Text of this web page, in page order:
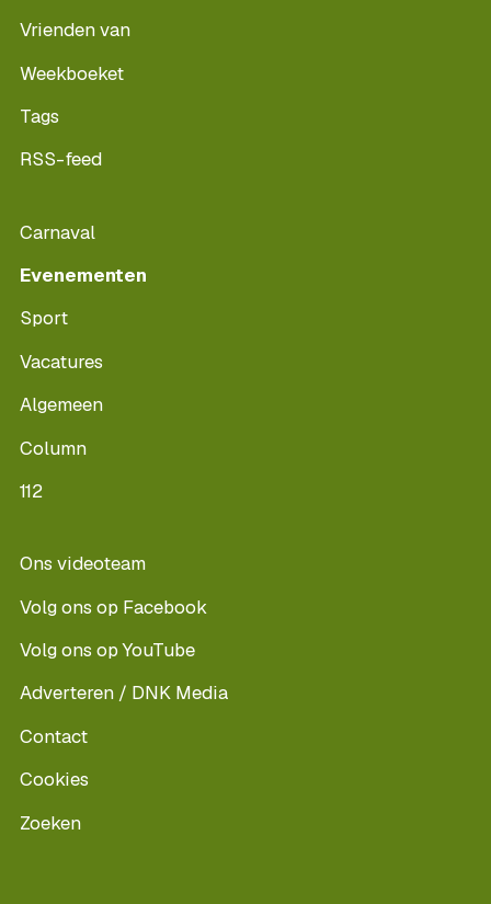
Vrienden van
Weekboeket
Tags
RSS-feed
Carnaval
Evenementen
Sport
Vacatures
Algemeen
Column
112
Ons videoteam
Volg ons op Facebook
Volg ons op YouTube
Adverteren / DNK Media
Contact
Cookies
Zoeken